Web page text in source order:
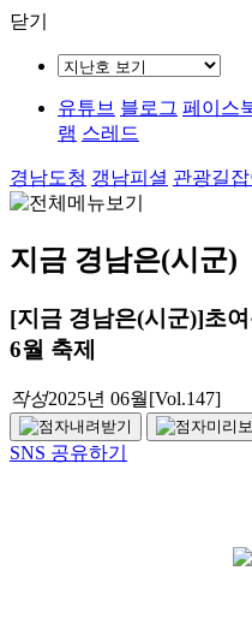
닫기
유튜브 블로그 페이스
램 스레드
경남도청 갱남피셜 관광길잡
지금 경남은(시군)
[지금 경남은(시군)]초
6월 축제
작성2025년 06월[Vol.147]
SNS 공유하기